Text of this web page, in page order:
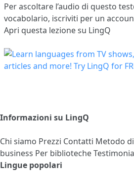
Per ascoltare l’audio di questo
vocabolario, iscriviti per un
Apri questa lezione su LingQ
Informazioni su LingQ
Chi siamo Prezzi Contatti Metodo
business Per biblioteche
Lingue popolari